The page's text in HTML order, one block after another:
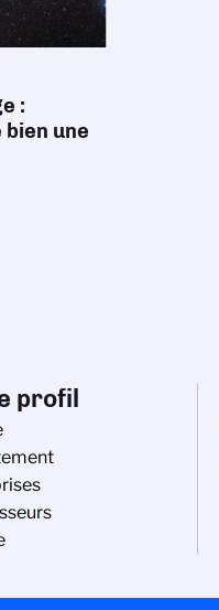
:
bien une
profil